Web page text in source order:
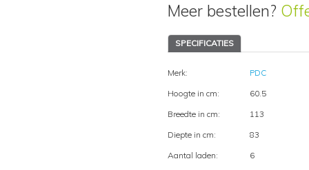
Meer bestellen?
SPECIFICATIES
Merk:
PDC
Hoogte in cm:
60.5
Breedte in cm:
113
Diepte in cm:
83
Aantal laden:
6